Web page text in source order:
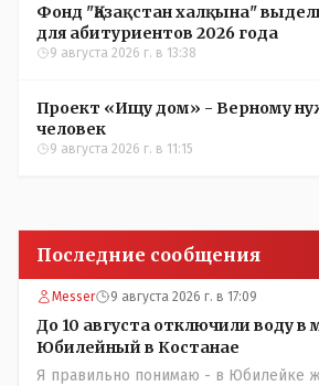
Фонд "Қазақстан халқына"
для абитуриентов 2026 года
9 августа 2026 г. в 13:38
Проект «Ищу дом» - Верному
человек
9 августа 2026 г. в 11:15
Последние сообщения
Messer 9 августа 2026 г. в 17:09
До 10 августа отключили воду в
Юбилейный в Костанае
Я правильно понимаю - в Юбилейке